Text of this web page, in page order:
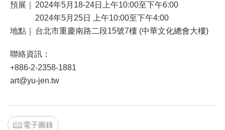
預展｜
2024年5月18-24日上午10:00至下午6:00
2024年5月25日 上午10:00至下午4:00
地點｜
台北市重慶南路二段15號7樓 (中華文化總會大樓)
聯絡資訊：
+886-2-2358-1881
art@yu-jen.tw
電子圖錄